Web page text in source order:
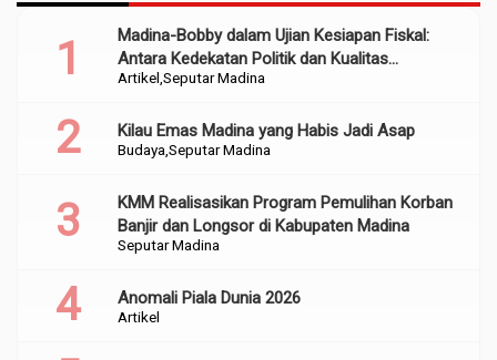
Artikel Seputar Madina
Madina-Bobby dalam Ujian Kesiapan Fiskal:
Antara Kedekatan Politik dan Kualitas
Perencanaan
Budaya Seputar Madina
Kilau Emas Madina yang Habis Jadi Asap
Seputar Madina
KMM Realisasikan Program Pemulihan Korban
Banjir dan Longsor di Kabupaten Madina
Artikel
Anomali Piala Dunia 2026